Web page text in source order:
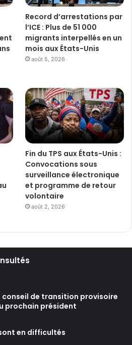
Record d’arrestations par
l’ICE : Plus de 51 000
migrants interpellés en un
mois aux États-Unis
août 5, 2026
Fin du TPS aux États-Unis :
Convocations sous
surveillance électronique
et programme de retour
volontaire
août 2, 2026
conseil de transition provisoire
prochain président
en difficultés